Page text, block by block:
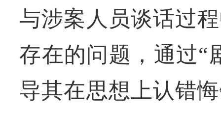
与涉案人员谈话过
存在的问题，通过“
导其在思想上认错